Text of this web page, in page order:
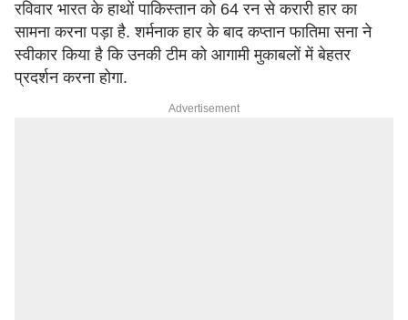
रविवार भारत के हाथों पाकिस्तान को 64 रन से करारी हार का
सामना करना पड़ा है. शर्मनाक हार के बाद कप्तान फातिमा सना ने
स्वीकार किया है कि उनकी टीम को आगामी मुकाबलों में बेहतर
प्रदर्शन करना होगा.
Advertisement